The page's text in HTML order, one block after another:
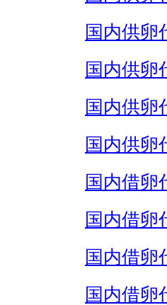
国内供卵
国内供卵
国内供卵
国内供卵
国内借卵
国内借卵
国内借卵
国内借卵